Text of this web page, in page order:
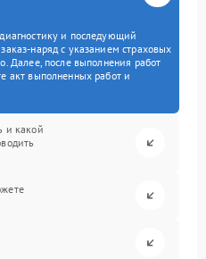
и последующий
наряд с указанием страховых
Далее, после выполнения работ
акт выполненных работ и
и какой